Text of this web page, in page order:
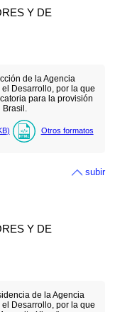
Y DE
de la Agencia
Desarrollo, por la que
para la provisión
) Otros formatos
subir
Y DE
de la Agencia
Desarrollo, por la que